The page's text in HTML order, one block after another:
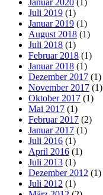
Januar 2020 (1)
Juli 2019 (1)
Januar 2019 (1)
August 2018 (1)
Juli 2018 (1)
Februar 2018 (1)
Januar 2018 (1)
Dezember 2017 (1)
November 2017 (1)
Oktober 2017 (1)
Mai 2017 (1)
Februar 2017 (2)
Januar 2017 (1)
Juli 2016 (1)
April 2016 (1)
Juli 2013 (1)
Dezember 2012 (1)
Juli 2012 (1)